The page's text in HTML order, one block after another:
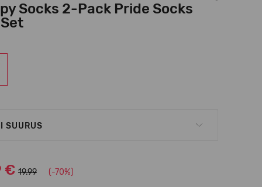
Socks 2-Pack Pride Socks
SUURUS
€ 19.99 (-70%)